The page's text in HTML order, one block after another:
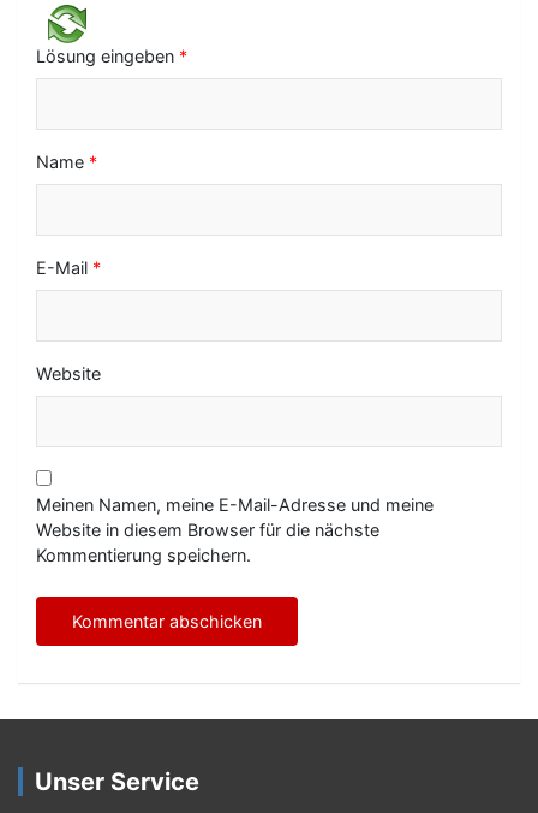
oLösung eingeben *
Name *
E-Mail *
Website
Meinen Namen, meine E-Mail-Adresse und meine
Website in diesem Browser für die nächste
Kommentierung speichern.
Unser Service